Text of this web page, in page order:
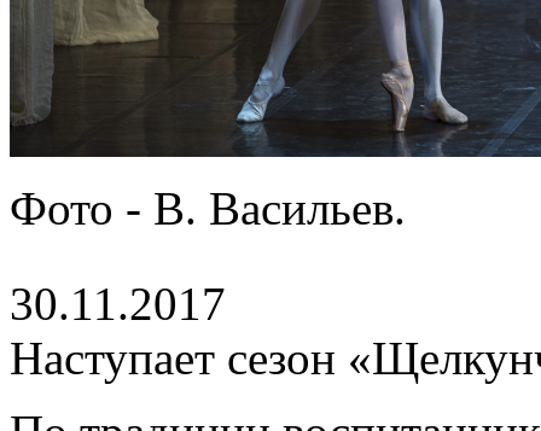
Фото - В. Васильев.
30.11.2017
Наступает сезон